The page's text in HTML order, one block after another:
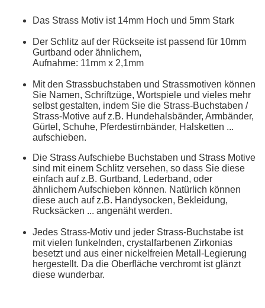
Das Strass Motiv ist 14mm Hoch und 5mm Stark
Der Schlitz auf der Rückseite ist passend für 10mm
Gurtband oder ähnlichem,
Aufnahme: 11mm x 2,1mm
Mit den Strassbuchstaben und Strassmotiven können
Sie Namen, Schriftzüge, Wortspiele und vieles mehr
selbst gestalten, indem Sie die Strass-Buchstaben /
Strass-Motive auf z.B. Hundehalsbänder, Armbänder,
Gürtel, Schuhe, Pferdestirnbänder, Halsketten ...
aufschieben.
Die Strass Aufschiebe Buchstaben und Strass Motive
sind mit einem Schlitz versehen, so dass Sie diese
einfach auf z.B. Gurtband, Lederband, oder
ähnlichem Aufschieben können. Natürlich können
diese auch auf z.B. Handysocken, Bekleidung,
Rucksäcken ... angenäht werden.
Jedes Strass-Motiv und jeder Strass-Buchstabe ist
mit vielen funkelnden, crystalfarbenen Zirkonias
besetzt und aus einer nickelfreien Metall-Legierung
hergestellt. Da die Oberfläche verchromt ist glänzt
diese wunderbar.